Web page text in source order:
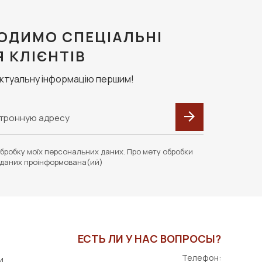
СПЕЦІАЛЬНІ
КЛІЄНТІВ
інформацію першим!
моїх персональних даних. Про мету обробки
проінформована(ий)
ЕСТЬ ЛИ У НАС ВОПРОСЫ?
Телефон: